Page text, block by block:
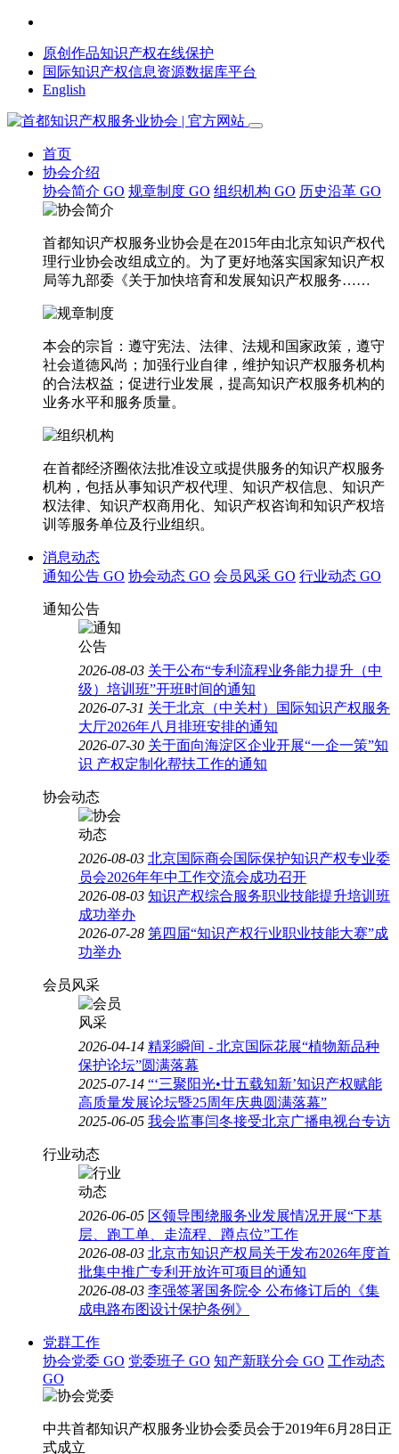
原创作品知识产权在线保护
国际知识产权信息资源数据库平台
English
首页
协会介绍
协会简介 GO 规章制度 GO 组织机构 GO 历史沿革 GO
首都知识产权服务业协会是在2015年由北京知识产权代
理行业协会改组成立的。为了更好地落实国家知识产权
局等九部委《关于加快培育和发展知识产权服务……
本会的宗旨：遵守宪法、法律、法规和国家政策，遵守
社会道德风尚；加强行业自律，维护知识产权服务机构
的合法权益；促进行业发展，提高知识产权服务机构的
业务水平和服务质量。
在首都经济圈依法批准设立或提供服务的知识产权服务
机构，包括从事知识产权代理、知识产权信息、知识产
权法律、知识产权商用化、知识产权咨询和知识产权培
训等服务单位及行业组织。
消息动态
通知公告 GO 协会动态 GO 会员风采 GO 行业动态 GO
通知公告
2026-08-03 关于公布“专利流程业务能力提升（中
级）培训班”开班时间的通知
2026-07-31 关于北京（中关村）国际知识产权服务
大厅2026年八月排班安排的通知
2026-07-30 关于面向海淀区企业开展“一企一策”知
识 产权定制化帮扶工作的通知
协会动态
2026-08-03 北京国际商会国际保护知识产权专业委
员会2026年年中工作交流会成功召开
2026-08-03 知识产权综合服务职业技能提升培训班
成功举办
2026-07-28 第四届“知识产权行业职业技能大赛”成
功举办
会员风采
2026-04-14 精彩瞬间 - 北京国际花展“植物新品种
保护论坛”圆满落幕
2025-07-14 “‘三聚阳光•廿五载知新’知识产权赋能
高质量发展论坛暨25周年庆典圆满落幕”
2025-06-05 我会监事闫冬接受北京广播电视台专访
行业动态
2026-06-05 区领导围绕服务业发展情况开展“下基
层、跑工单、走流程、蹲点位”工作
2026-08-03 北京市知识产权局关于发布2026年度首
批集中推广专利开放许可项目的通知
2026-08-03 李强签署国务院令 公布修订后的《集
成电路布图设计保护条例》
党群工作
协会党委 GO 党委班子 GO 知产新联分会 GO 工作动态
GO
中共首都知识产权服务业协会委员会于2019年6月28日正
式成立